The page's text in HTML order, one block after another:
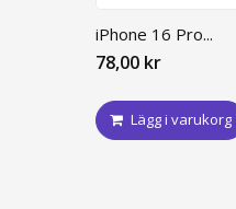
iPhone 16 Pro...
78,00 kr
Lägg i varukorg